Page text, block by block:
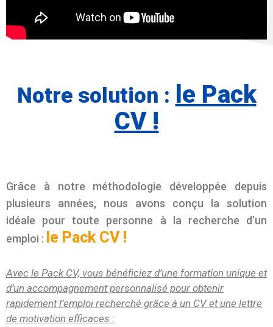
Notre solution : le Pack
CV !
Grâce à notre méthodologie développée depuis
plusieurs années, nous avons conçu la solution
idéale pour toute personne à la recherche d’un
emploi : le Pack CV !
Avec le Pack CV, vous bénéficiez d’une formation unique et
d’un accompagnement personnalisé pour obtenir
rapidement l’emploi recherché grâce à un CV et une lettre
de motivation efficaces :